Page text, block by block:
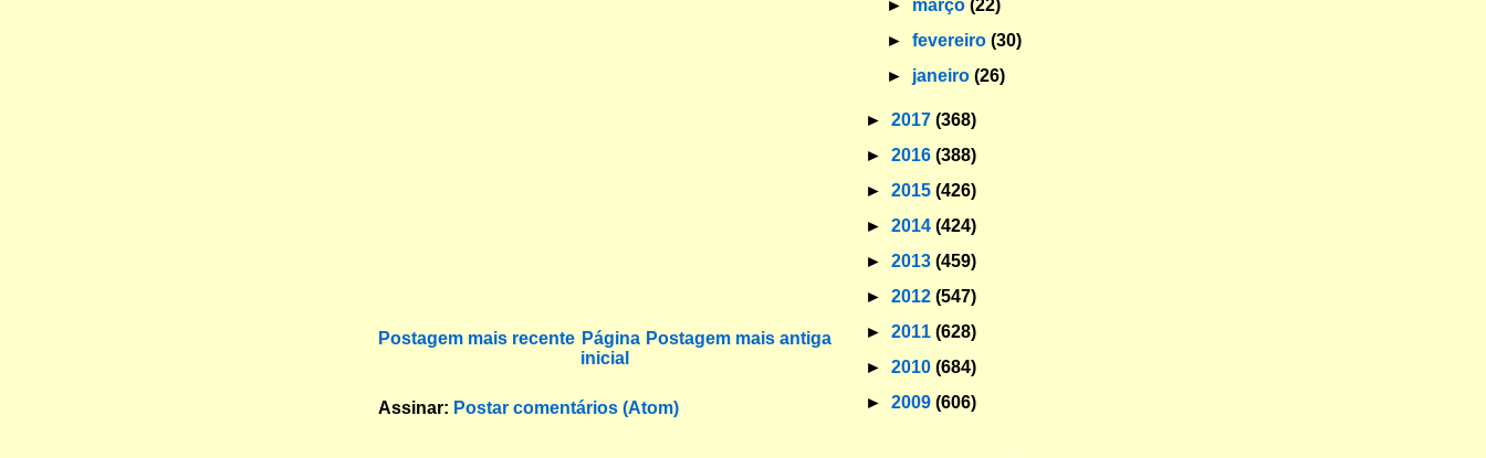
Postagem mais recente Postagem mais antiga
Página
inicial
Assinar: Postar comentários (Atom)
► março(22)
►fevereiro(30)
► janeiro(26)
► 2017 (368)
► 2016 (388)
► 2015 (426)
► 2014 (424)
► 2013 (459)
► 2012 (547)
► 2011 (628)
► 2010 (684)
► 2009 (606)